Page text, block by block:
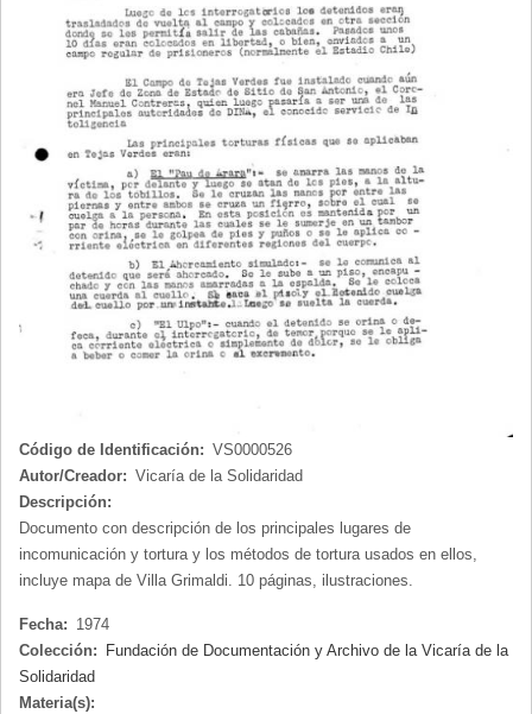
Código de Identificación: VS0000526
Autor/Creador: Vicaría de la Solidaridad
Descripción:
Documento con descripción de los principales lugares de
incomunicación y tortura y los métodos de tortura usados en ellos,
incluye mapa de Villa Grimaldi. 10 páginas, ilustraciones.
Fecha: 1974
Colección:
Fundación de Documentación y Archivo de la Vicaría de la
Solidaridad
Materia(s):